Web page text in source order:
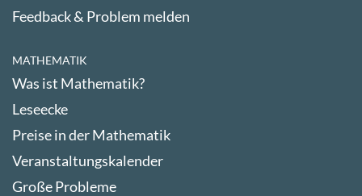
Feedback & Problem melden
MATHEMATIK
Was ist Mathematik?
Leseecke
Preise in der Mathematik
Veranstaltungskalender
Große Probleme